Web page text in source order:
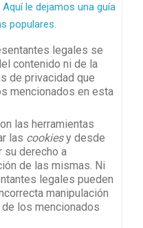
Aquí le dejamos una guía
populares.
legales se
contenido ni de la
de privacidad que
mencionados en esta
las herramientas
las cookiesy desde
su derecho a
de las mismas. Ni
legales pueden
manipulación
los mencionados